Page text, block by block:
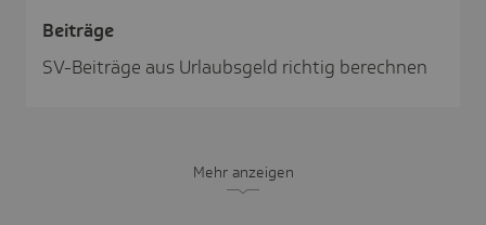
Beiträge
SV-Beiträge aus Urlaubsgeld richtig berechnen
Mehr anzeigen